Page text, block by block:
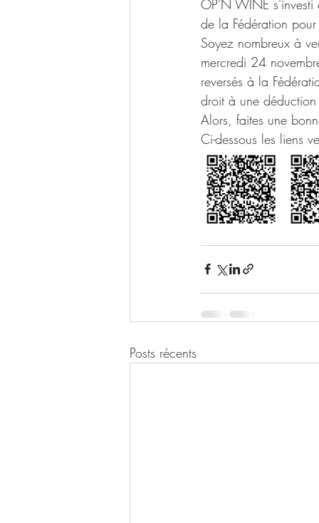
OP'N WINE s'investi
de la Fédération
Soyez nombreux à
mercredi 24
reversés à la
droit à une
Alors, faites une
Ci-dessous les liens
Posts récents